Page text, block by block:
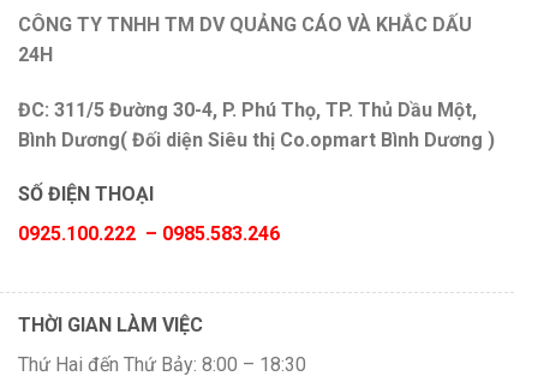
CÔNG TY TNHH TM DV QUẢNG CÁO VÀ KHẮC DẤU
24H
ĐC: 311/5 Đường 30-4, P. Phú Thọ, TP. Thủ Dầu Một,
Bình Dương( Đối diện Siêu thị Co.opmart Bình Dương )
SỐ ĐIỆN THOẠI
0925.100.222 – 0985.583.246
THỜI GIAN LÀM VIỆC
Thứ Hai đến Thứ Bảy: 8:00 – 18:30